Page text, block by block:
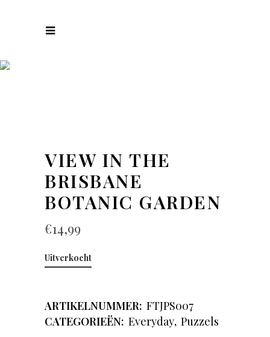
VIEW IN THE
BRISBANE
BOTANIC GARDEN
€14,99
Uitverkocht
ARTIKELNUMMER: FTJPS007
CATEGORIEËN: Everyday, Puzzels